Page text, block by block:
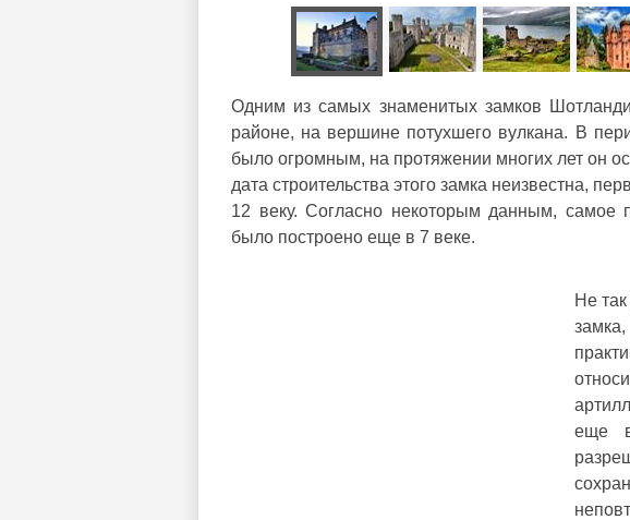
Одним из самых знаменитых замков
районе, на вершине потухшего вулкана. В
было огромным, на протяжении многих лет он
дата строительства этого замка неизвестна,
12 веку. Согласно некоторым данным, самое
было построено еще в 7 веке.
Не
еще